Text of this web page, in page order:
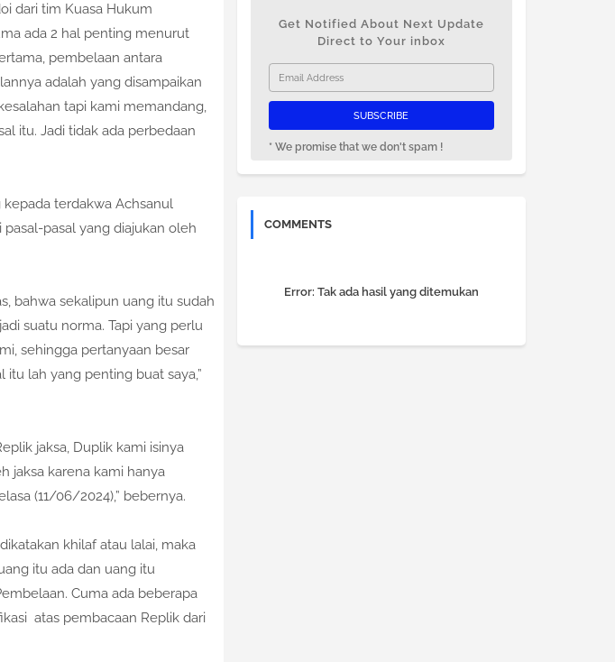
dari tim Kuasa Hukum
ada 2 hal penting menurut
pembelaan antara
adalah yang disampaikan
tapi kami memandang,
itu. Jadi tidak ada perbedaan
terdakwa Achsanul
pasal yang diajukan oleh
bahwa sekalipun uang itu sudah
suatu norma. Tapi yang perlu
sehingga pertanyaan besar
lah yang penting buat saya,”
jaksa, Duplik kami isinya
jaksa karena kami hanya
(11/06/2024),” bebernya.
khilaf atau lalai, maka
itu ada dan uang itu
Cuma ada beberapa
atas pembacaan Replik dari
Get Notified About Next Update
Direct to Your inbox
* We promise that we don't spam !
COMMENTS
Error: Tak ada hasil yang ditemukan